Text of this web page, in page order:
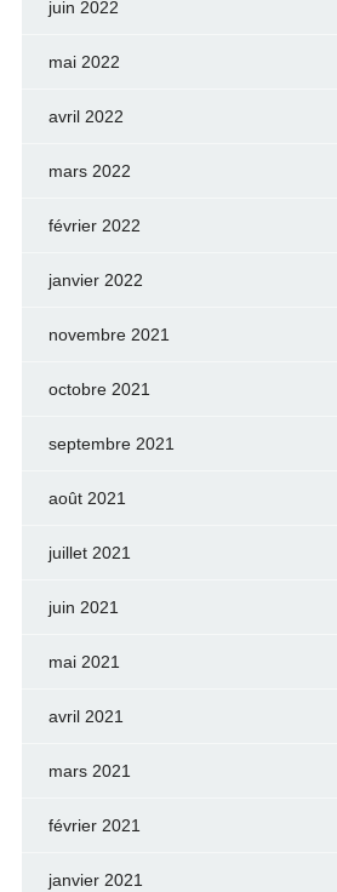
juin 2022
mai 2022
avril 2022
mars 2022
février 2022
janvier 2022
novembre 2021
octobre 2021
septembre 2021
août 2021
juillet 2021
juin 2021
mai 2021
avril 2021
mars 2021
février 2021
janvier 2021